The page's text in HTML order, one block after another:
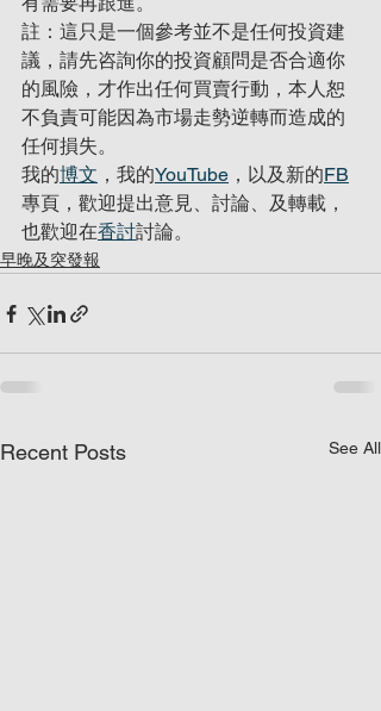
註：這只是一個參考並不是任何投資建
議，請先咨詢你的投資顧問是否合適你
的風險，才作出任何買賣行動，本人恕
不負責可能因為市場走勢逆轉而造成的
任何損失。
我的博文 ，我的YouTube ，以及新的FB
專頁，歡迎提出意見、討論、及轉載，
也歡迎在香討討論。
早晚及突發報
Recent Posts See All